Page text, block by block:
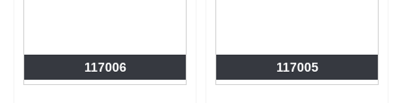
117006 117005